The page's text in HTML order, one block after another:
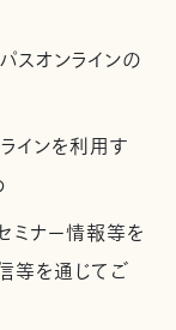
スオンラインの
インを利用す
ミナー情報等を
等を通じてご